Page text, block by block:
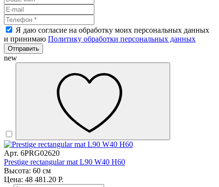
Я даю согласие на обработку моих персональных данных
и принимаю Политику обработки персональных данных
Отправить
new
Арт. 6PRG02620
Prestige rectangular mat L90 W40 H60
Высота: 60 см
Цена: 48 481.20 Р.